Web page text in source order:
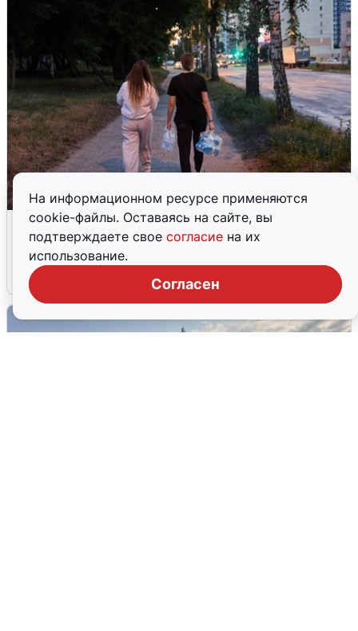
На информационном ресурсе применяются
cookie-файлы. Оставаясь на сайте, вы
подтверждаете свое согласие на их
использование.
Согласен
Опубликована карта отключений
воды в Воронеже
6 августа